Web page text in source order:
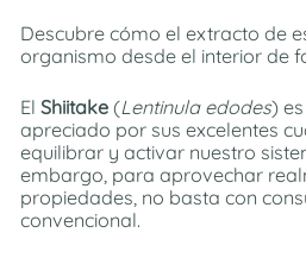
Descubre cómo el extracto de
organismo desde el interior de
El Shiitake (Lentinula edodes)
apreciado por sus excelentes
equilibrar y activar nuestro
embargo, para aprovechar
propiedades, no basta con
convencional.